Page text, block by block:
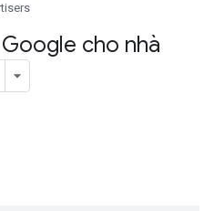
cho nhà